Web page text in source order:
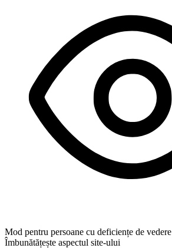
Mod pentru persoane cu deficiențe de vedere
Îmbunătățește aspectul site-ului